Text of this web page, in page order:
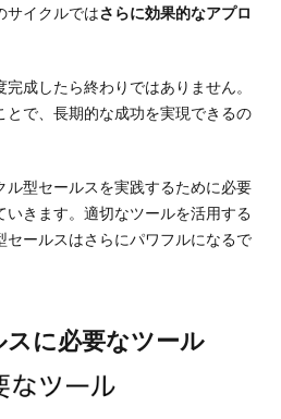
サイクルではさらに効果的なアプロ
成したら終わりではありません。
とで、長期的な成功を実現できるの
ル型セールスを実践するために必要
いきます。適切なツールを活用する
セールスはさらにパワフルになるで
に必要なツール